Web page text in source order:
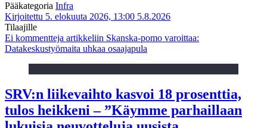
Pääkategoria Infra
Kirjoitettu 5. elokuuta 2026, 13:00 5.8.2026
Tilaajille
Ei kommentteja artikkeliin Skanska-pomo varoittaa:
Datakeskustyömaita uhkaa osaajapula
SRV:n liikevaihto kasvoi 18 prosenttia,
tulos heikkeni – ”Käymme parhaillaan